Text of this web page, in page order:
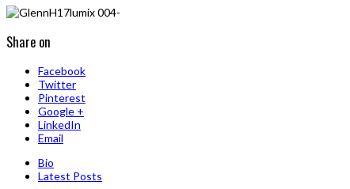
Share on
Facebook
Twitter
Pinterest
Google +
LinkedIn
Email
Bio
Latest Posts